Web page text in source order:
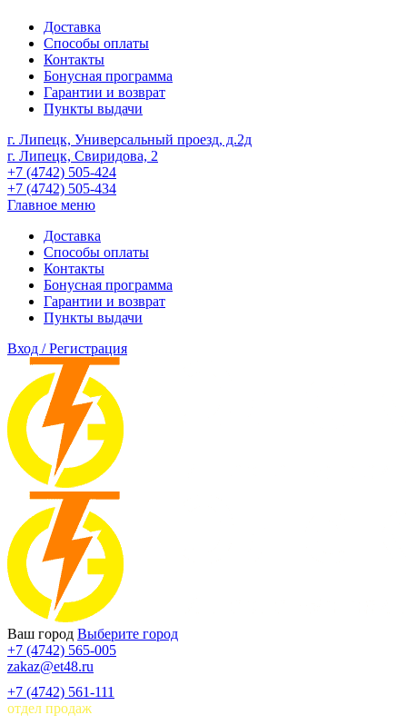
Доставка
Способы оплаты
Контакты
Бонусная программа
Гарантии и возврат
Пункты выдачи
г. Липецк, Универсальный проезд, д.2д
г. Липецк, Свиридова, 2
+7 (4742) 505-424
+7 (4742) 505-434
Главное меню
Доставка
Способы оплаты
Контакты
Бонусная программа
Гарантии и возврат
Пункты выдачи
Вход / Регистрация
Ваш город Выберите город
+7 (4742) 565-005
zakaz@et48.ru
+7 (4742) 561-111
отдел продаж